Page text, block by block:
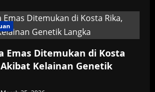
Emas Ditemukan di Kosta
Kelainan Genetik